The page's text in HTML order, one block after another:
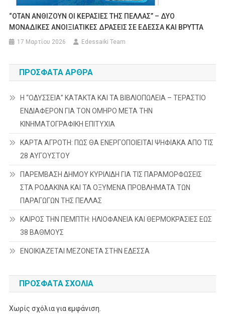
“ΟΤΑΝ ΑΝΘΙΖΟΥΝ ΟΙ ΚΕΡΑΣΙΕΣ ΤΗΣ ΠΕΛΛΑΣ” – ΔΥΟ
ΜΟΝΑΔΙΚΕΣ ΑΝΟΙΞΙΑΤΙΚΕΣ ΔΡΑΣΕΙΣ ΣΕ ΕΔΕΣΣΑ ΚΑΙ ΒΡΥΤΤΑ
17 Μαρτίου 2026 Edessaiki Team
ΠΡΌΣΦΑΤΑ ΆΡΘΡΑ
Η “ΟΔΥΣΣΕΙΑ” ΚΑΤΑΚΤΑ ΚΑΙ ΤΑ ΒΙΒΛΙΟΠΩΛΕΙΑ – ΤΕΡΑΣΤΙΟ
ΕΝΔΙΑΦΕΡΟΝ ΓΙΑ ΤΟΝ ΟΜΗΡΟ ΜΕΤΑ ΤΗΝ
ΚΙΝΗΜΑΤΟΓΡΑΦΙΚΗ ΕΠΙΤΥΧΙΑ
ΚΑΡΤΑ ΑΓΡΟΤΗ: ΠΩΣ ΘΑ ΕΝΕΡΓΟΠΟΙΕΙΤΑΙ ΨΗΦΙΑΚΑ ΑΠΟ ΤΙΣ
28 ΑΥΓΟΥΣΤΟΥ
ΠΑΡΕΜΒΑΣΗ ΔΗΜΟΥ ΚΥΡΙΛΙΔΗ ΓΙΑ ΤΙΣ ΠΑΡΑΜΟΡΦΩΣΕΙΣ
ΣΤΑ ΡΟΔΑΚΙΝΑ ΚΑΙ ΤΑ ΟΞΥΜΕΝΑ ΠΡΟΒΛΗΜΑΤΑ ΤΩΝ
ΠΑΡΑΓΩΓΩΝ ΤΗΣ ΠΕΛΛΑΣ
ΚΑΙΡΟΣ ΤΗΝ ΠΕΜΠΤΗ: ΗΛΙΟΦΑΝΕΙΑ ΚΑΙ ΘΕΡΜΟΚΡΑΣΙΕΣ ΕΩΣ
38 ΒΑΘΜΟΥΣ
ΕΝΟΙΚΙΑΖΕΤΑΙ ΜΕΖΟΝΕΤΑ ΣΤΗΝ ΕΔΕΣΣΑ
ΠΡΌΣΦΑΤΑ ΣΧΌΛΙΑ
Χωρίς σχόλια για εμφάνιση.